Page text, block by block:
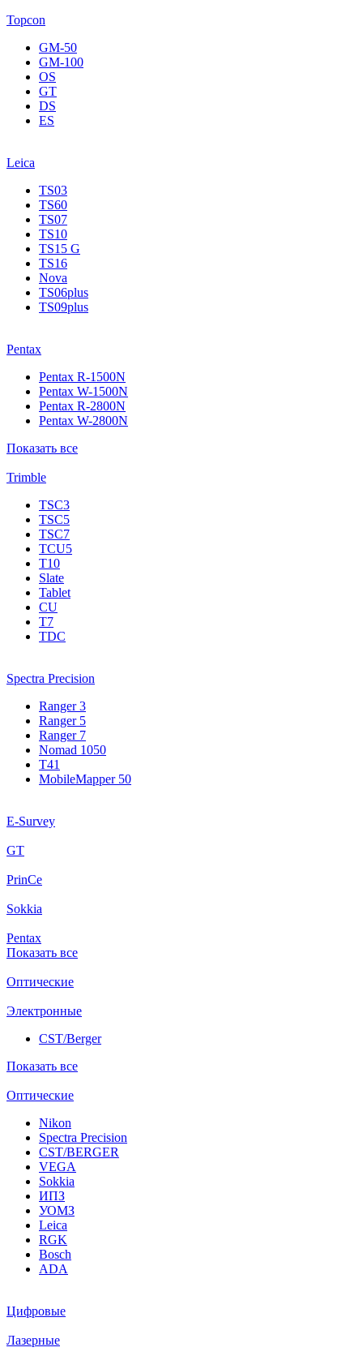
Topcon
GM-50
GM-100
OS
GT
DS
ES
Leica
TS03
TS60
TS07
TS10
TS15 G
TS16
Nova
TS06plus
TS09plus
Pentax
Pentax R-1500N
Pentax W-1500N
Pentax R-2800N
Pentax W-2800N
Показать все
Trimble
TSC3
TSC5
TSC7
TCU5
T10
Slate
Tablet
CU
T7
TDC
Spectra Precision
Ranger 3
Ranger 5
Ranger 7
Nomad 1050
T41
MobileMapper 50
E-Survey
GT
PrinCe
Sokkia
Pentax
Показать все
Оптические
Электронные
CST/Berger
Показать все
Оптические
Nikon
Spectra Precision
CST/BERGER
VEGA
Sokkia
ИПЗ
УОМЗ
Leica
RGK
Bosch
ADA
Цифровые
Лазерные